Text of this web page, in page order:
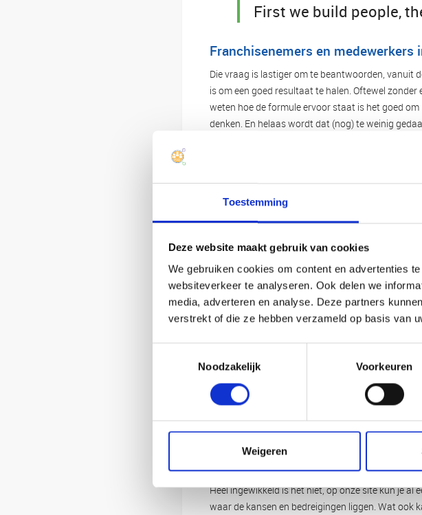
Toestemming
Deze website maakt gebruik van cookies
We gebruiken cookies om content en advertenties
websiteverkeer te analyseren. Ook delen we
media, adverteren en analyse. Deze partners
verstrekt of die ze hebben verzameld op basis van
Noodzakelijk
Voorkeuren
Weigeren
First we build people,
Franchisenemers en medewerkers
Die vraag is lastiger om te beantwoorden, vanuit
is om een goed resultaat te halen. Oftewel
weten hoe de formule ervoor staat is het goed
denken. En helaas wordt dat (nog) te weinig
De oplossing: Houd een enquête
Heel ingewikkeld is het niet, op onze site kun je al
waar de kansen en bedreigingen liggen. Wat ook